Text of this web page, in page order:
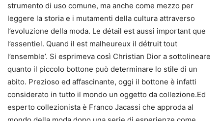
strumento di uso comune, ma anche come mezzo per
leggere la storia e i mutamenti della cultura attraverso
l’evoluzione della moda. Le détail est aussi important que
l’essentiel. Quand il est malheureux il détruit tout
l’ensemble’. Si esprimeva così Christian Dior a sottolineare
quanto il piccolo bottone può determinare lo stile di un
abito. Prezioso ed affascinante, oggi il bottone è infatti
considerato in tutto il mondo un oggetto da collezione.Ed
esperto collezionista è Franco Jacassi che approda al